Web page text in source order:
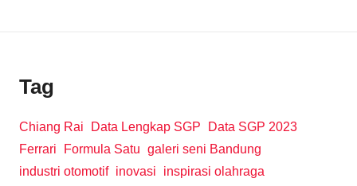
Tag
Chiang Rai Data Lengkap SGP
Data SGP 2023
Ferrari
Formula Satu galeri seni Bandung
industri otomotif inovasi
inspirasi olahraga